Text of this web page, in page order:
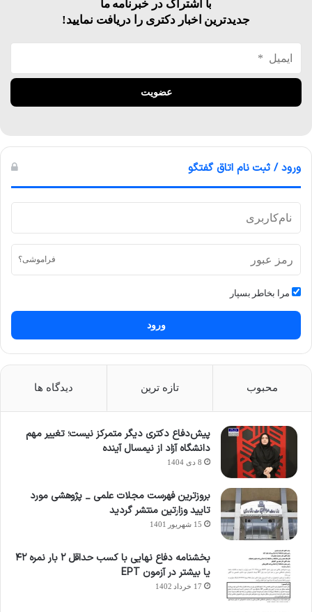
با اشتراک در خبرنامه ما
جدیدترین اخبار دکتری را دریافت نمایید!
ورود / ثبت نام اتاق گفتگو
فراموشی؟
مرا بخاطر بسپار
ورود
محبوب تازه ترین دیدگاه ها
پیش‌دفاع دکتری دیگر متمرکز نیست؛ تغییر مهم
دانشگاه آزاد از نیمسال آینده
8 دی 1404
بروزترین فهرست مجلات علمی _ پژوهشی مورد
تایید وزارتین منتشر گردید
15 شهریور 1401
بخشنامه دفاع نهایی با کسب حداقل ۲ بار نمره ۴۲
یا بیشتر در آزمون EPT
17 خرداد 1402